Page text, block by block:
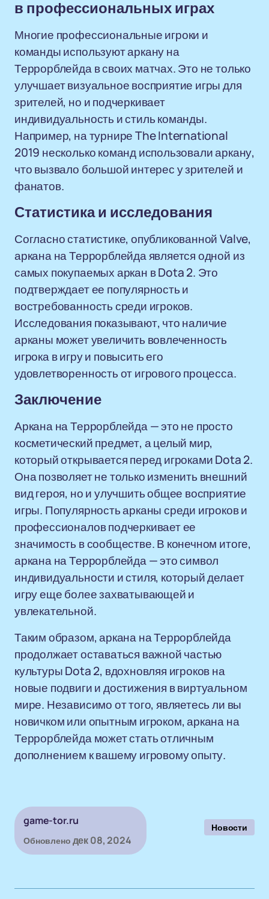
в профессиональных играх
Многие профессиональные игроки и
команды используют аркану на
Террорблейда в своих матчах. Это не только
улучшает визуальное восприятие игры для
зрителей, но и подчеркивает
индивидуальность и стиль команды.
Например, на турнире The International
2019 несколько команд использовали аркану,
что вызвало большой интерес у зрителей и
фанатов.
Статистика и исследования
Согласно статистике, опубликованной Valve,
аркана на Террорблейда является одной из
самых покупаемых аркан в Dota 2. Это
подтверждает ее популярность и
востребованность среди игроков.
Исследования показывают, что наличие
арканы может увеличить вовлеченность
игрока в игру и повысить его
удовлетворенность от игрового процесса.
Заключение
Аркана на Террорблейда — это не просто
косметический предмет, а целый мир,
который открывается перед игроками Dota 2.
Она позволяет не только изменить внешний
вид героя, но и улучшить общее восприятие
игры. Популярность арканы среди игроков и
профессионалов подчеркивает ее
значимость в сообществе. В конечном итоге,
аркана на Террорблейда — это символ
индивидуальности и стиля, который делает
игру еще более захватывающей и
увлекательной.
Таким образом, аркана на Террорблейда
продолжает оставаться важной частью
культуры Dota 2, вдохновляя игроков на
новые подвиги и достижения в виртуальном
мире. Независимо от того, являетесь ли вы
новичком или опытным игроком, аркана на
Террорблейда может стать отличным
дополнением к вашему игровому опыту.
game-tor.ru
Обновлено дек 08, 2024
Новости